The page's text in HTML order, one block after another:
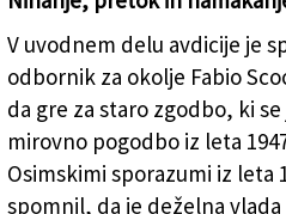
V uvodnem delu avdicije je
odbornik za okolje Fabio
da gre za staro zgodbo, ki se
mirovno pogodbo iz leta
Osimskimi sporazumi iz leta
spomnil, da je deželna